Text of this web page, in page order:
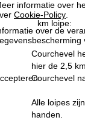
informatie over
Cookie-Policy
over de
t
a
km loipe:
Courchevel
hier de 2,5
Courchevel
Alle loipes
handen.